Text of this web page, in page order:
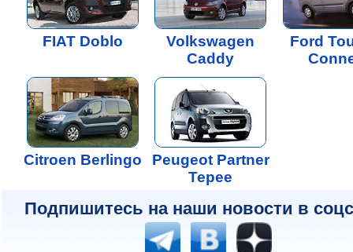
FIAT Doblo
Volkswagen
Caddy
Ford
Citroen Berlingo
Peugeot Partner
Tepee
Подпишитесь на наши новости в